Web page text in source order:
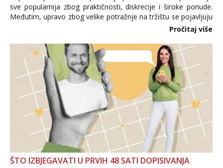
sve popularnija zbog praktičnosti, diskrecije i široke ponude.
Međutim, upravo zbog velike potražnje na tržištu se pojavljuju
i brojni krivotvoreni proizvodi, nepouzdane internetske
Pročitaj više
ŠTO IZBJEGAVATI U PRVIH 48 SATI DOPISIVANJA